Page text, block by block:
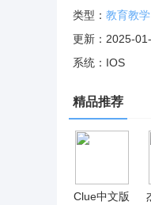
类型： 教育教学
系统：IOS
精品推荐
Clue中文版